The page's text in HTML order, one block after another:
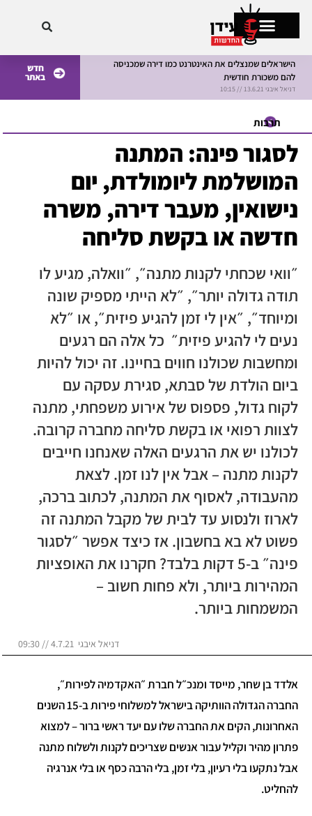
הישראלים שמנצלים את האינטרנט כמו דירה שמכניסה
להם משכורת חודשית
דניאל איבגי 13.6.21 // 10:15
מתקרחים בישראל
חדש
באתר
תרבות
לסגור פינה: המתנה
המושלמת ליומולדת, יום
נישואין, מעבר דירה, משרה
חדשה או בקשת סליחה
״וואי שכחתי לקנות מתנה״, ״וואלה, מגיע לו
תודה גדולה יותר״, ״לא הייתי מספיק שונה
ומיוחד״, ״אין לי זמן להגיע פיזית״, או ״לא
נעים לי להגיע פיזית״ כל אלה הם רגעים
ומחשבות שכולנו חווים בחיינו. זה יכול להיות
ביום הולדת של סבתא, סגירת עסקה עם
לקוח גדול, פספוס של אירוע משפחתי, מתנה
לצוות רפואי או בקשת סליחה מחברה קרובה.
לכולנו יש את הרגעים האלה שאנחנו חייבים
לקנות מתנה – אבל אין לנו זמן. לצאת
מהעבודה, לאסוף את המתנה, לכתוב ברכה,
לארוז ולנסוע עד לבית של מקבל המתנה זה
פשוט לא בא בחשבון. אז כיצד אפשר ״לסגור
פינה״ ב-5 דקות בלבד? חקרנו את האופציות
המהירות ביותר, ולא פחות חשוב –
המשמחות ביותר.
דניאל איבגי 4.7.21 // 09:30
אלדד בן שחר, מייסד ומנכ״ל חברת ״האקדמיה לפירות״,
החברה הגדולה הוותיקה בישראל למשלוחי פירות ב-15 השנים
האחרונות, הקים את החברה שלו עם יעד ראשי ברור – למצוא
פתרון מהיר וקליל עבור אנשים שצריכים לקנות ולשלוח מתנה
אבל נתקעו בלי רעיון, בלי זמן, בלי הרבה כסף או בלי אנרגיה
להחליט.